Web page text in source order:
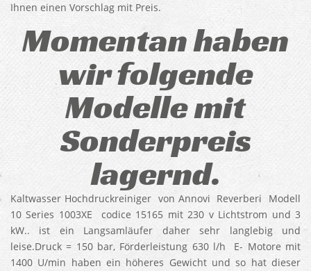
Ihnen einen Vorschlag mit Preis.
Momentan haben
wir folgende
Modelle mit
Sonderpreis
lagernd.
Kaltwasser Hochdruckreiniger von Annovi Reverberi Modell
10 Series 1003XE codice 15165 mit 230 v Lichtstrom und 3
kW.. ist ein Langsamläufer daher sehr langlebig und
leise.Druck = 150 bar, Förderleistung 630 l/h E- Motore mit
1400 U/min haben ein höheres Gewicht und so hat dieser